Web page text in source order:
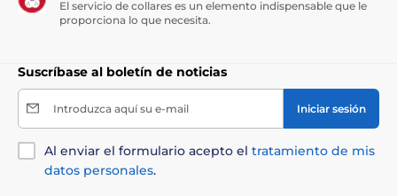
pelota la introducestú o tu compañero de cuatro
patasen la amplia ranurasituada en la parte superior
distancia que hayas configurado
El servicio de collares es un elemento indispensable que le
proporciona lo que necesita.
Suscríbase al boletín de noticias
Introduzca aquí su e-mail Iniciar sesión
Al enviar el formulario acepto el tratamiento de mis
datos personales.